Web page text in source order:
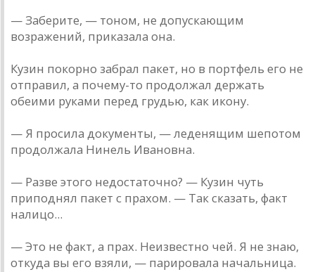
— Заберите, — тоном, не допускающим
возражений, приказала она.
Кузин покорно забрал пакет, но в портфель его не
отправил, а почему-то продолжал держать
обеими руками перед грудью, как икону.
— Я просила документы, — леденящим шепотом
продолжала Нинель Ивановна.
— Разве этого недостаточно? — Кузин чуть
приподнял пакет с прахом. — Так сказать, факт
налицо...
— Это не факт, а прах. Неизвестно чей. Я не знаю,
откуда вы его взяли, — парировала начальница.